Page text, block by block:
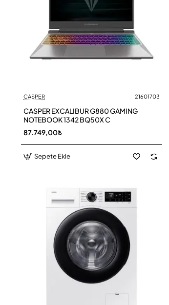
CASPER 21601703
CASPER EXCALIBUR G880 GAMING
NOTEBOOK 1342 BQ50X C
87.749,00₺
Sepete Ekle